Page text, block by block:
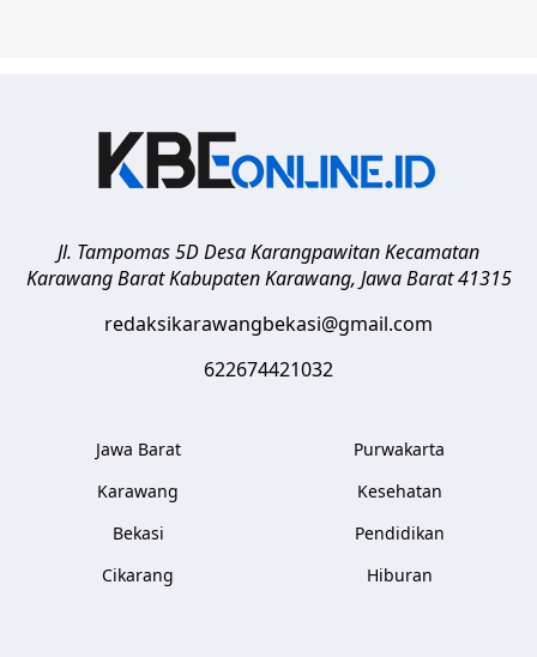
Jl. Tampomas 5D Desa Karangpawitan Kecamatan
Karawang Barat Kabupaten Karawang, Jawa Barat 41315
redaksikarawangbekasi@gmail.com
622674421032
Jawa Barat
Karawang
Bekasi
Cikarang
Purwakarta
Kesehatan
Pendidikan
Hiburan